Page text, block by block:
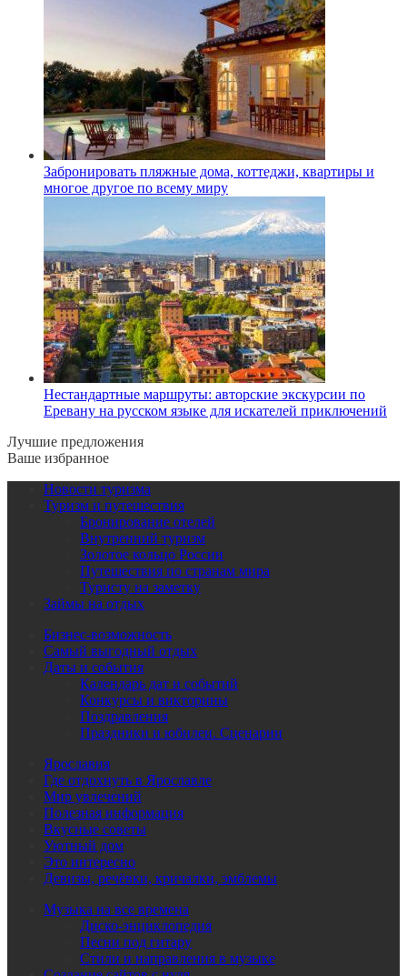
Забронировать пляжные дома, коттеджи, квартиры и
многое другое по всему миру
Нестандартные маршруты: авторские экскурсии по
Еревану на русском языке для искателей приключений
Лучшие предложения
Ваше избранное
Новости туризма
Туризм и путешествия
Бронирование отелей
Внутренний туризм
Золотое кольцо России
Путешествия по странам мира
Туристу на заметку
Займы на отдых
Бизнес-возможность
Самый выгодный отдых
Даты и события
Календарь дат и событий
Конкурсы и викторины
Поздравления
Праздники и юбилеи. Сценарии
Ярославия
Где отдохнуть в Ярославле
Мир увлечений
Полезная информация
Вкусные советы
Уютный дом
Это интересно
Девизы, речёвки, кричалки, эмблемы
Музыка на все времена
Диско-энциклопедия
Песни под гитару
Стили и направления в музыке